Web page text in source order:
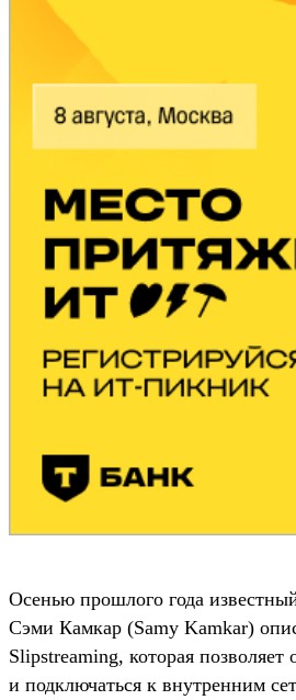
Осенью прошлого года
Сэми Камкар (Samy Kamkar)
Slipstreaming, которая позволяет
и подключаться к внутренним